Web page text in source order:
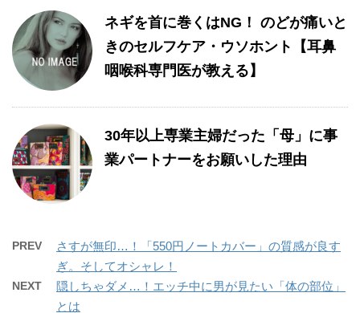
ネギを首に巻くはNG！ のどが痛いと
きのセルフケア・ウソホント【耳鼻
咽喉科専門医が教える】
30年以上専業主婦だった「母」に事
業パートナーをお願いした理由
PREV
さすが無印…！「550円ノートカバー」の質感が良す
ぎ。そしてオシャレ！
NEXT
隠しちゃダメ…！エッチ中に男が見たい「体の部位」
とは